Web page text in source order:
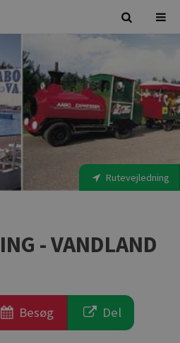
Rutevejledning
- VANDLAND
Besøg Del